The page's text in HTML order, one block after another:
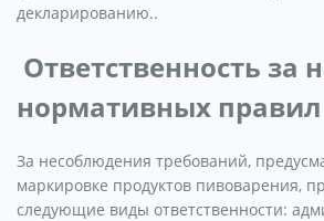
декларированию..
Ответственность за
нормативных правил
За несоблюдения требований,
маркировке продуктов пивоварения,
следующие виды ответственности: